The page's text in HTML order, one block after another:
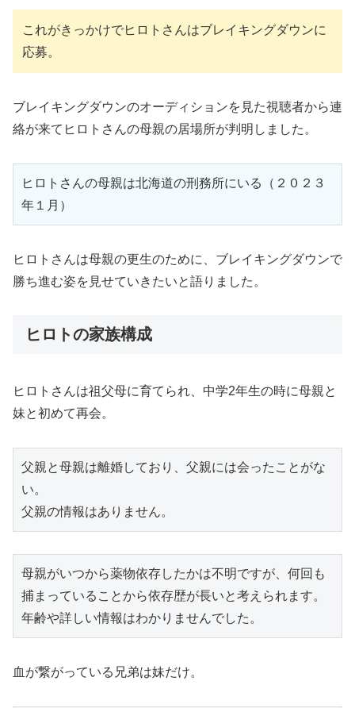
これがきっかけでヒロトさんはブレイキングダウンに
応募。
ブレイキングダウンのオーディションを見た視聴者から連
絡が来てヒロトさんの母親の居場所が判明しました。
ヒロトさんの母親は北海道の刑務所にいる（２０２３
年１月）
ヒロトさんは母親の更生のために、ブレイキングダウンで
勝ち進む姿を見せていきたいと語りました。
ヒロトの家族構成
ヒロトさんは祖父母に育てられ、中学2年生の時に母親と
妹と初めて再会。
父親と母親は離婚しており、父親には会ったことがな
い。
父親の情報はありません。
母親がいつから薬物依存したかは不明ですが、何回も
捕まっていることから依存歴が長いと考えられます。
年齢や詳しい情報はわかりませんでした。
血が繋がっている兄弟は妹だけ。